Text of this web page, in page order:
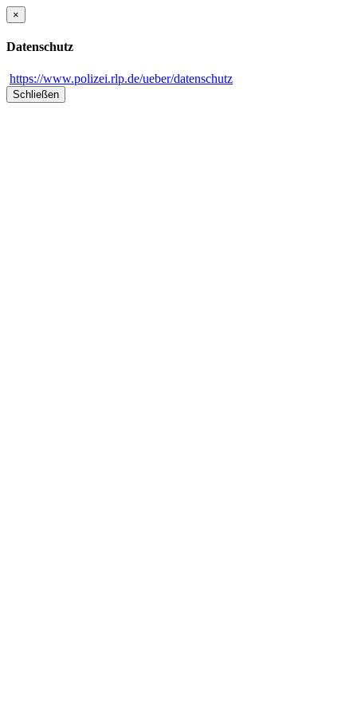
×
Datenschutz
https://www.polizei.rlp.de/ueber/datenschutz
Schließen